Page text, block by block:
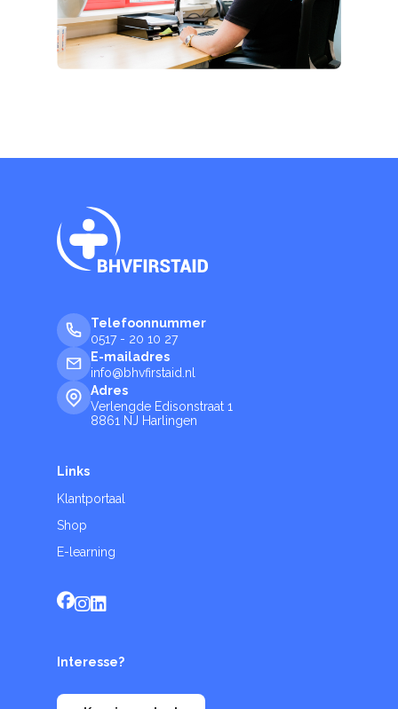
Telefoonnummer
0517 - 20 10 27
E-mailadres
info@bhvfirstaid.nl
Adres
Verlengde Edisonstraat 1
8861 NJ Harlingen
Links
Klantportaal
Shop
E-learning
Interesse?